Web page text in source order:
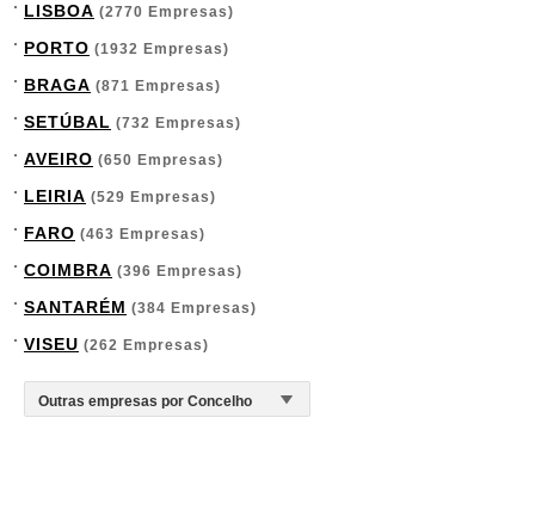
LISBOA (2770 Empresas)
PORTO (1932 Empresas)
BRAGA (871 Empresas)
SETÚBAL (732 Empresas)
AVEIRO (650 Empresas)
LEIRIA (529 Empresas)
FARO (463 Empresas)
COIMBRA (396 Empresas)
SANTARÉM (384 Empresas)
VISEU (262 Empresas)